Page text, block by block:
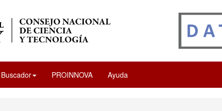
Buscador PROINNOVA Ayuda